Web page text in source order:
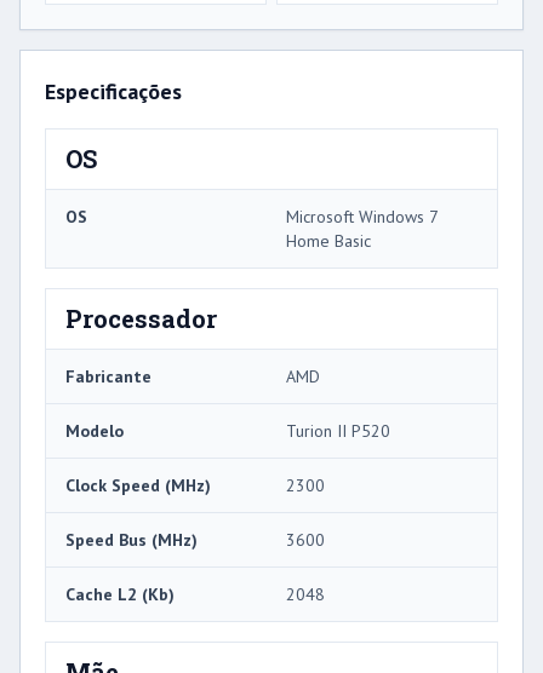
Especificações
OS
OS
Microsoft Windows 7
Home Basic
Processador
Fabricante AMD
Modelo Turion II P520
Clock Speed ​​(MHz) 2300
Speed ​​Bus (MHz) 3600
Cache L2 (Kb) 2048